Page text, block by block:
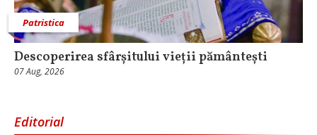
Patristica
Descoperirea sfârșitului vieții pământești
07 Aug, 2026
Editorial